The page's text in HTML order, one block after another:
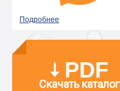
Подробнее
PDF
Скачать каталог